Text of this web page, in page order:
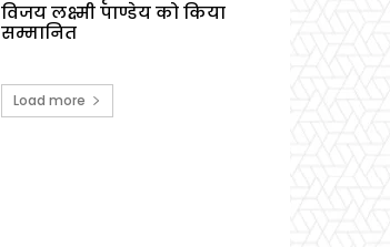
विजय लक्ष्मी पाण्डेय को किया
सम्मानित
Load more